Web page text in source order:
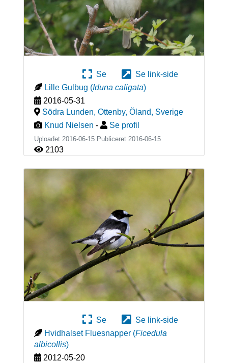
Se
Se link-side
Lille Gulbug (Iduna caligata)
2016-05-31
Södra Lunden, Ottenby, Öland, Sverige
Knud Nielsen - Se profil
Uploadet 2016-06-15 Publiceret 2016-06-15
2103
Se
Se link-side
Hvidhalset Fluesnapper (Ficedula
albicollis)
2012-05-20